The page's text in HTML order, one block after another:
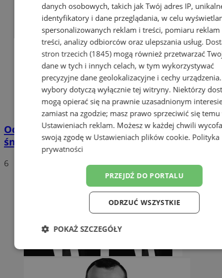
Od 1 stycznia 2020 nowe stawki za wywóz
śmieci
6
danych osobowych, takich jak Twój adres IP,
identyfikatory i dane przeglądania, w celu
spersonalizowanych reklam i treści, pomiaru reklam
treści, analizy odbiorców oraz ulepszania usług.
stron trzecich (1845)mogą również przetwarzać
dane w tych i innych celach, w tym wykorzystywać
precyzyjne dane geolokalizacyjne i cechy
wybory dotyczą wyłącznie tej witryny. Niektórzy
mogą opierać się na prawnie uzasadnionym
zamiast na zgodzie; masz prawo sprzeciwić się temu
Ustawieniach reklam. Możesz w każdej chwili
swoją zgodę w Ustawieniach plików cookie. Polityka
prywatności
PRZEJDŹ DO PORTALU
ODRZUĆ WSZYSTKIE
POKAŻ SZCZEGÓŁY
Niezbędne Wydajność